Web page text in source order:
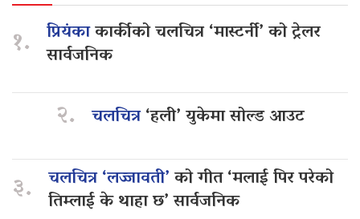
१. प्रियंकाकार्कीको चलचित्र ‘मास्टर्नी’ को ट्रेलर
सार्वजनिक
२. चलचित्र‘हली’ युकेमा सोल्ड आउट
३. चलचित्र ‘लज्जावती’को गीत ‘मलाई पिर परेको
तिम्लाई के थाहा छ’ सार्वजनिक